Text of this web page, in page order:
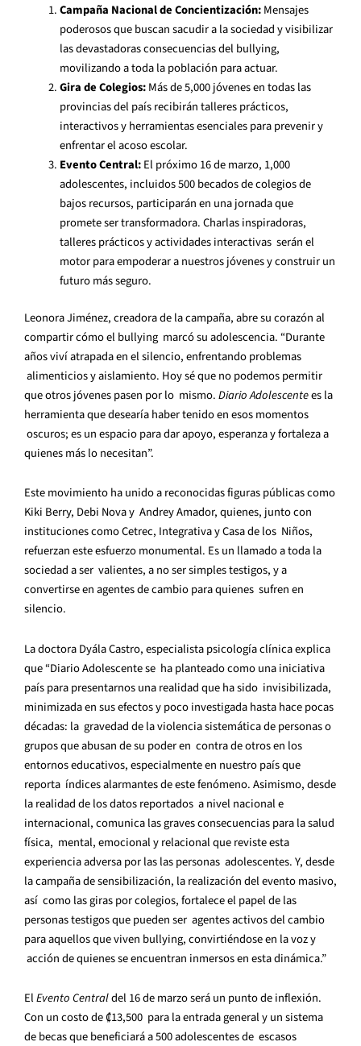
Campaña Nacional de Concientización:Mensajes
poderosos que buscan sacudira la sociedad y visibilizar
las devastadoras consecuencias del bullying,
movilizando atoda la población para actuar.
Gira de Colegios:Más de 5,000 jóvenes en todas las
provincias del país recibirántalleres prácticos,
interactivos y herramientas esenciales para prevenir y
enfrentar elacoso escolar.
Evento Central:El próximo 16 de marzo, 1,000
adolescentes, incluidos 500becados de colegios de
bajos recursos, participarán en una jornada que
promete sertransformadora. Charlas inspiradoras,
talleres prácticos y actividades interactivas serán el
motor para empoderar a nuestros jóvenes y construir un
futuro más seguro.
Leonora Jiménez, creadora de la campaña, abre su corazón al
compartir cómo el bullying marcó su adolescencia. “Durante
años viví atrapada en el silencio, enfrentando problemas
alimenticios y aislamiento. Hoy sé que no podemos permitir
que otros jóvenes pasen por lo mismo.Diario Adolescentees la
herramienta que desearía haber tenido en esos momentos
oscuros; es un espacio para dar apoyo, esperanza y fortaleza a
quienes más lo necesitan”.
Este movimiento ha unido a reconocidas figuras públicas como
Kiki Berry, Debi Nova y Andrey Amador, quienes, junto con
instituciones como Cetrec, Integrativa y Casa de los Niños,
refuerzan este esfuerzo monumental. Es un llamado a toda la
sociedad a ser valientes, a no ser simples testigos, y a
convertirse en agentes de cambio para quienes sufren en
silencio.
La doctora Dyála Castro, especialista psicología clínica explica
que “Diario Adolescente se ha planteado como una iniciativa
país para presentarnos una realidad que ha sido invisibilizada,
minimizada en sus efectos y poco investigada hasta hace pocas
décadas: la gravedad de la violencia sistemática de personas o
grupos que abusan de su poder en contra de otros en los
entornos educativos, especialmente en nuestro país que
reporta índices alarmantes de este fenómeno. Asimismo, desde
la realidad de los datos reportados a nivel nacional e
internacional, comunica las graves consecuencias para la salud
física, mental, emocional y relacional que reviste esta
experiencia adversa por las las personas adolescentes. Y, desde
la campaña de sensibilización, la realización del evento masivo,
así como las giras por colegios, fortalece el papel de las
personas testigos que pueden ser agentes activos del cambio
para aquellos que viven bullying, convirtiéndose en la voz y
acción de quienes se encuentran inmersos en esta dinámica.”
ElEvento Centraldel 16 de marzo será un punto de inflexión.
Con un costo de ₡13,500 para la entrada general y un sistema
de becas que beneficiará a 500 adolescentes de escasos